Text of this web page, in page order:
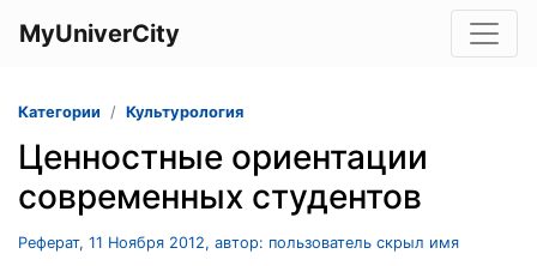
MyUniverCity
Категории Культурология
Ценностные ориентации
современных студентов
Реферат, 11 Ноября 2012, автор: пользователь скрыл имя